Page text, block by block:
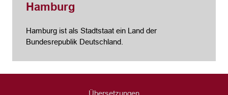
Hamburg
Hamburg ist als Stadtstaat ein Land der
Bundesrepublik Deutschland.